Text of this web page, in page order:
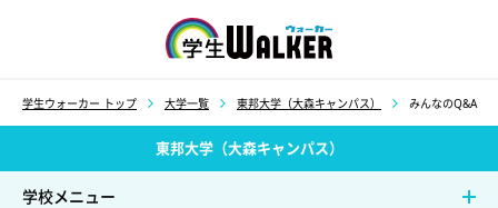
学生ウォーカー トップ 大学一覧 東邦大学（大森キャンパス） みんなのQ&A
東邦大学（大森キャンパス）
学校メニュー